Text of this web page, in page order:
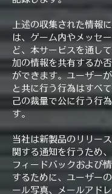
上述の収集された情報
は、ゲーム内やメッセ
ど、本サービスを通し
加の情報を共有するか
ができます。ユーザー
と共に行う行為はすべ
己の裁量で公に行う行
す。
当社は新製品のリリー
関する通知を行うため
フィードバックおよび
するために、ユーザー
ール写真、メールアド